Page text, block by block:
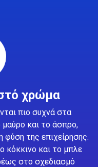
χρώμα
πιο συχνά στα
μαύρο και το άσπρο,
φύση της επιχείρησης.
κόκκινο και το μπλε
στο σχεδιασμό